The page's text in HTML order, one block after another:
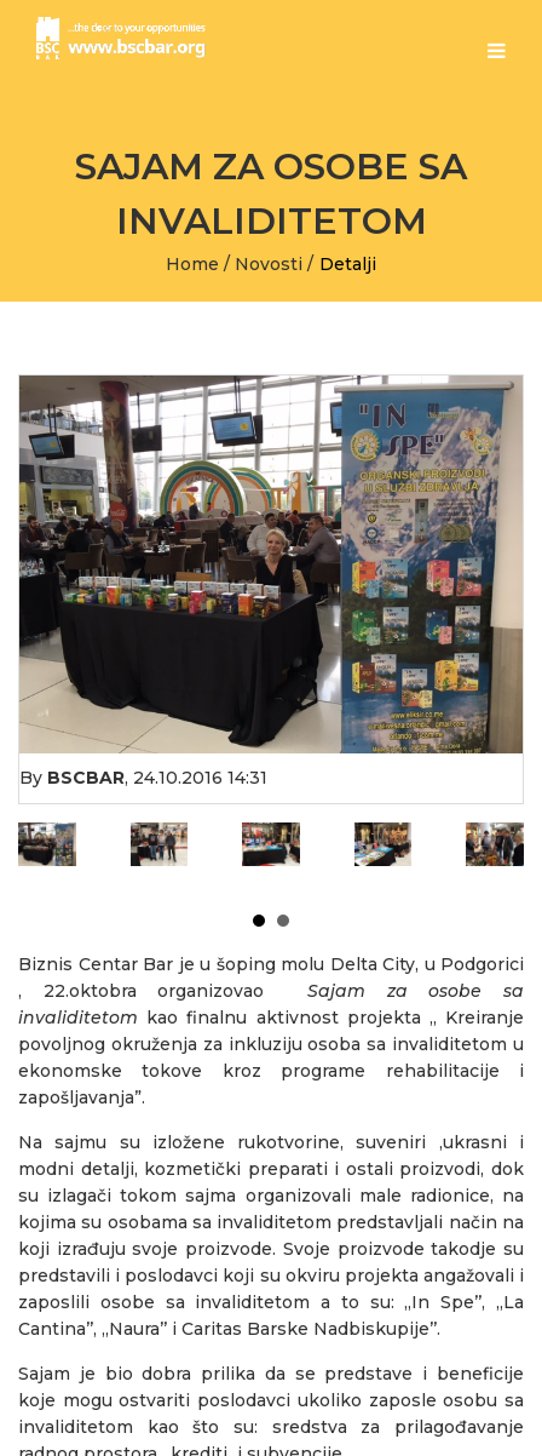
SAJAM ZA OSOBE SA
INVALIDITETOM
Home / Novosti / Detalji
By BSCBAR, 24.10.2016 14:31
Biznis Centar Bar je u šoping molu Delta City, u Podgorici
, 22.oktobra organizovao Sajam za osobe sa
invaliditetom kao finalnu aktivnost projekta ,, Kreiranje
povoljnog okruženja za inkluziju osoba sa invaliditetom u
ekonomske tokove kroz programe rehabilitacije i
zapošljavanja”.
Na sajmu su izložene rukotvorine, suveniri ,ukrasni i
modni detalji, kozmetički preparati i ostali proizvodi, dok
su izlagači tokom sajma organizovali male radionice, na
kojima su osobama sa invaliditetom predstavljali način na
koji izrađuju svoje proizvode. Svoje proizvode takodje su
predstavili i poslodavci koji su okviru projekta angažovali i
zaposlili osobe sa invaliditetom a to su: ,,In Spe’’, ,,La
Cantina’’, ,,Naura’’ i Caritas Barske Nadbiskupije’’.
Sajam je bio dobra prilika da se predstave i beneficije
koje mogu ostvariti poslodavci ukoliko zaposle osobu sa
invaliditetom kao što su: sredstva za prilagođavanje